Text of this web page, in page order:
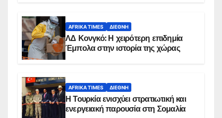
AFRIKA TIMES ΔΙΕΘΝΉ
ΛΔ Κονγκό: Η χειρότερη επιδημία
Έμπολα στην ιστορία της χώρας
AFRIKA TIMES ΔΙΕΘΝΉ
Η Τουρκία ενισχύει στρατιωτική και
ενεργειακή παρουσία στη Σομαλία